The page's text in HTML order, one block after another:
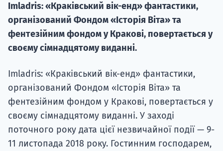
Imladris: «Краківський вік-енд» фантастики,
організований Фондом «Історія Віта» та
фентезійним фондом у Кракові, повертається у
своєму сімнадцятому виданні.
Imladris: «Краківський вік-енд» фантастики,
організований Фондом «Історія Віта» та
фентезійним фондом у Кракові, повертається у
своєму сімнадцятому виданні. У заході
поточного року дата цієї незвичайної події — 9-
11 листопада 2018 року. Гостинним господарем,